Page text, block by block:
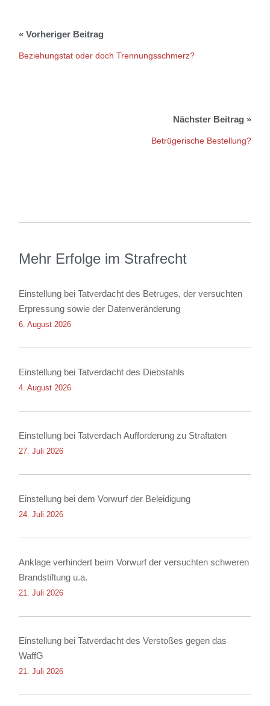
Beziehungstat oder doch Trennungsschmerz?
Betrügerische Bestellung?
Mehr Erfolge im Strafrecht
Einstellung bei Tatverdacht des Betruges, der versuchten
Erpressung sowie der Datenveränderung
6. August 2026
Einstellung bei Tatverdacht des Diebstahls
4. August 2026
Einstellung bei Tatverdach Aufforderung zu Straftaten
27. Juli 2026
Einstellung bei dem Vorwurf der Beleidigung
24. Juli 2026
Anklage verhindert beim Vorwurf der versuchten schweren
Brandstiftung u.a.
21. Juli 2026
Einstellung bei Tatverdacht des Verstoßes gegen das
WaffG
21. Juli 2026